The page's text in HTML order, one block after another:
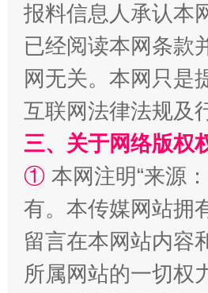
解纷+调解+退费，一次搞定
报料信息人承认本
已经阅读本网条款
网无关。本网只是
互联网法律法规及
三、关于网络版权
① 本网注明“来源
有。本传媒网站拥
留言在本网站内容
所属网站的一切权